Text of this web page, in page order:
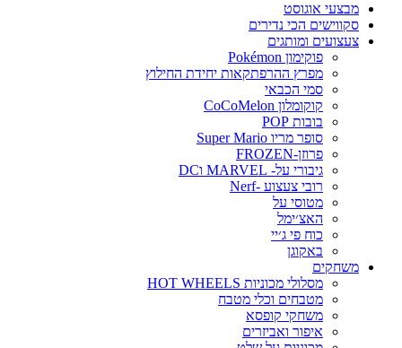
מבצעי אוגוסט
סקווישים הכי נדירים
צעצועים ומותגים
פוקימון Pokémon
מפרץ ההרפתקאות יחידת החילוץ
סמי הכבאי
קוקומלון CoCoMelon
בובות POP
סופר מריו Super Mario
פרוזן-FROZEN
גיבורי על- MARVEL וDC
רובי צעצוע -Nerf
מטוסי על
האצ׳ימל
כוח פי ג׳יי
באקוגן
משחקים
מסלולי מכוניות HOT WHEELS
מטבחים וכלי מטבח
משחקי קופסא
איפור ואביזרים